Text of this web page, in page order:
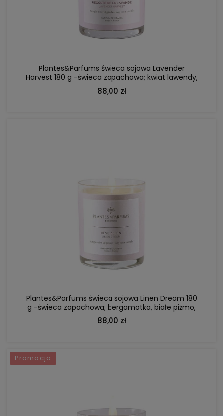
Plantes&Parfums świeca sojowa Lavender
Harvest 180 g -świeca zapachowa; kwiat lawendy,
szałwia, eukaliptus
88,00 zł
DO KOSZYKA
Plantes&Parfums świeca sojowa Linen Dream 180
g -świeca zapachowa; bergamotka, białe piżmo,
piwonia
88,00 zł
DO KOSZYKA
Promocja